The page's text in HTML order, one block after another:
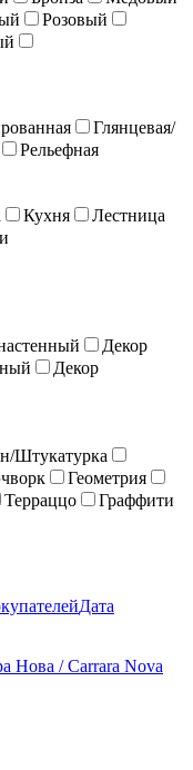
Розовый
Глянцевая/
Рельефная
Кухня
Лестница
Декор
Декор
Штукатурка
Геометрия
Терраццо
Граффити
Дата
Нова / Carrara Nova